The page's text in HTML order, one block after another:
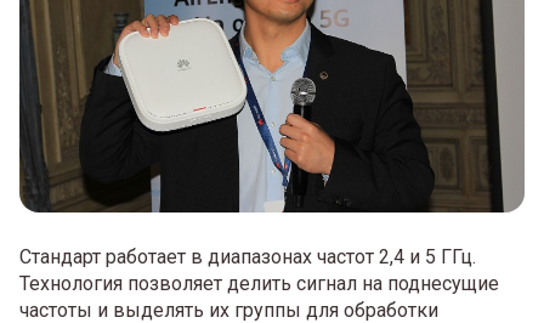
Стандарт работает в диапазонах частот 2,4 и 5 ГГц.
Технология позволяет делить сигнал на поднесущие
частоты и выделять их группы для обработки